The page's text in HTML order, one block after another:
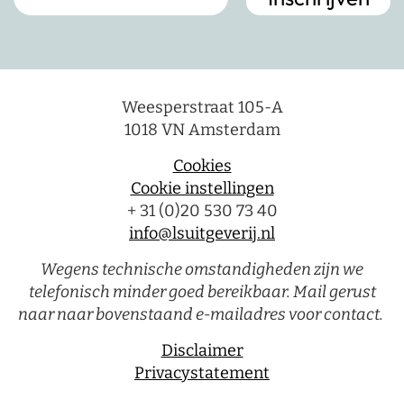
Weesperstraat 105-A
1018 VN Amsterdam
Cookies
Cookie instellingen
+ 31 (0)20 530 73 40
info@lsuitgeverij.nl
Wegens technische omstandigheden zijn we
telefonisch minder goed bereikbaar. Mail gerust
naar naar bovenstaand e-mailadres voor contact.
Disclaimer
Privacystatement